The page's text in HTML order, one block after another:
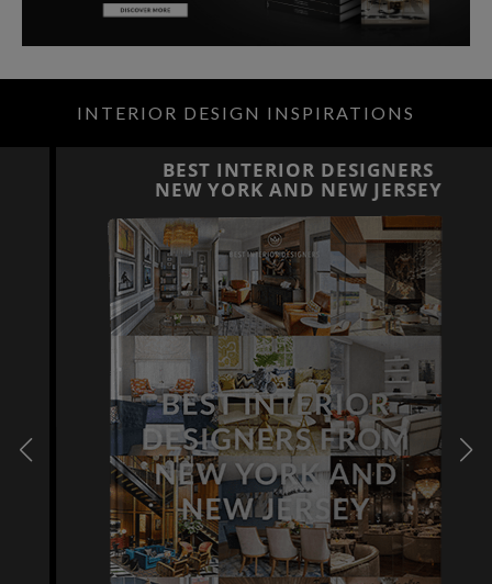
INTERIOR DESIGN INSPIRATIONS
BEST INTERIOR DESIGNERS
NEW YORK AND NEW JERSEY